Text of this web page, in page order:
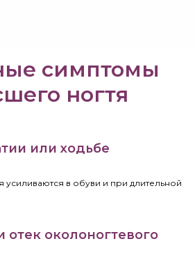
симптомы
ногтя
или ходьбе
в обуви и при длительной
отек околоногтевого